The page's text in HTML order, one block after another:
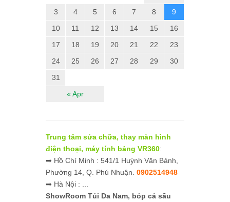
« Apr
3
4 5 6 7 8
9
10
11 12 13 14 15
16
17
18 19 20 21 22
23
24
25 26 27 28 29
30
31
Trung tâm sửa chữa, thay màn hình
điện thoại, máy tính bảng VR360:
➡ Hồ Chí Minh : 541/1 Huỳnh Văn Bánh,
Phường 14, Q. Phú Nhuận. 0902514948
➡ Hà Nội : ...
ShowRoom Túi Da Nam, bóp cá sấu